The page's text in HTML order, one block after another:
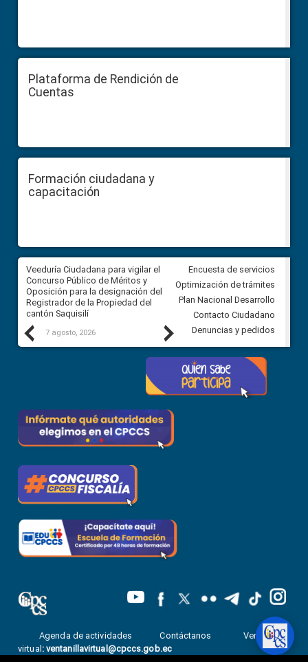
Plataforma de Rendición de
Cuentas
Formación ciudadana y
capacitación
Previous
Veeduría Ciudadana para vigilar el
Concurso Público de Méritos y
Oposición para la designación del
Registrador de la Propiedad del
cantón Saquisilí
7 agosto, 2026
Veeduría Ciudadana para
construcción del asfaltado de
Ballenita del cantón Santa
7 agosto, 2026
Next
Encuesta de servicios
Optimización de trámites
Plan Nacional Desarrollo
Contacto Ciudadano
Denuncias y pedidos
Agenda de actividades Contáctanos
Ventanilla
virtual : ventanillavirtual@cpccs.gob.ec